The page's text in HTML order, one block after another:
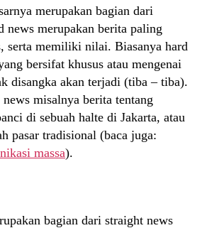
merupakan bagian dari
news merupakan berita paling
serta memiliki nilai. Biasanya hard
bersifat khusus atau mengenai
disangka akan terjadi (tiba – tiba).
misalnya berita tentang
di sebuah halte di Jakarta, atau
pasar tradisional (baca juga:
massa).
bagian dari straight news